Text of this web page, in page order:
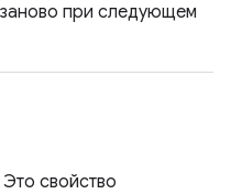
при следующем
свойство